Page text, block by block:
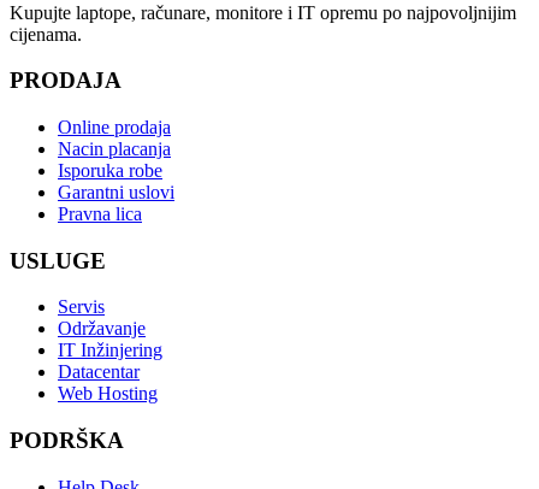
Kupujte laptope, računare, monitore i IT opremu po najpovoljnijim
cijenama.
PRODAJA
Online prodaja
Nacin placanja
Isporuka robe
Garantni uslovi
Pravna lica
USLUGE
Servis
Održavanje
IT Inžinjering
Datacentar
Web Hosting
PODRŠKA